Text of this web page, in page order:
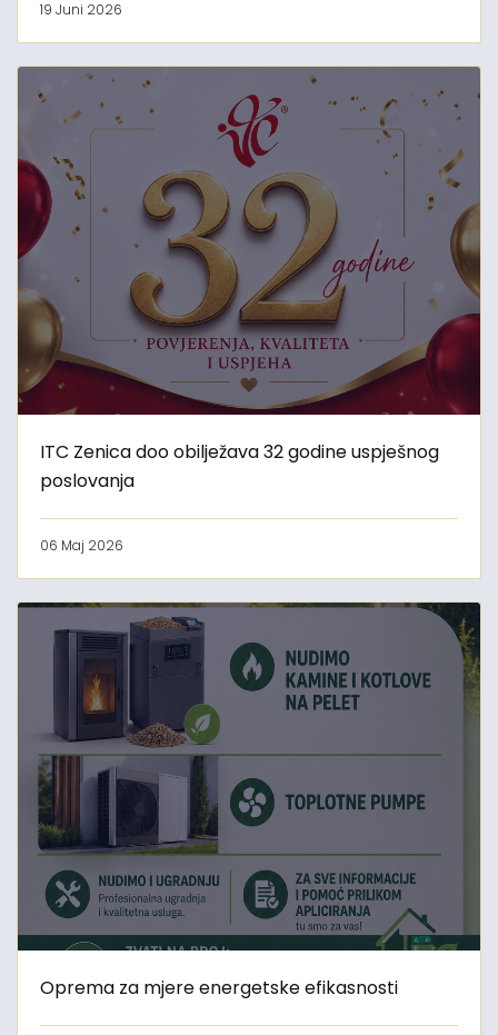
19 Juni 2026
ITC Zenica doo obilježava 32 godine uspješnog
poslovanja
06 Maj 2026
Oprema za mjere energetske efikasnosti